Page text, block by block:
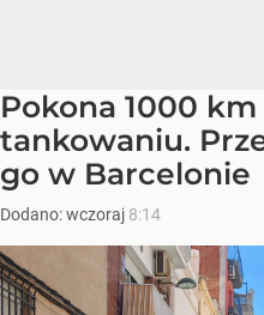
Pokona 1000
tankowaniu.
go w Barcelonie
Dodano:wczoraj 8:14